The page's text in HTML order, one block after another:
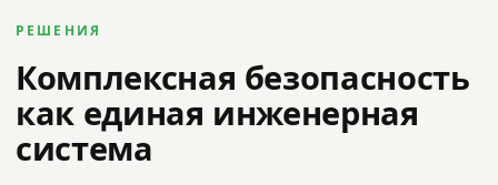
РЕШЕНИЯ
Комплексная безопасность
как единая инженерная
система